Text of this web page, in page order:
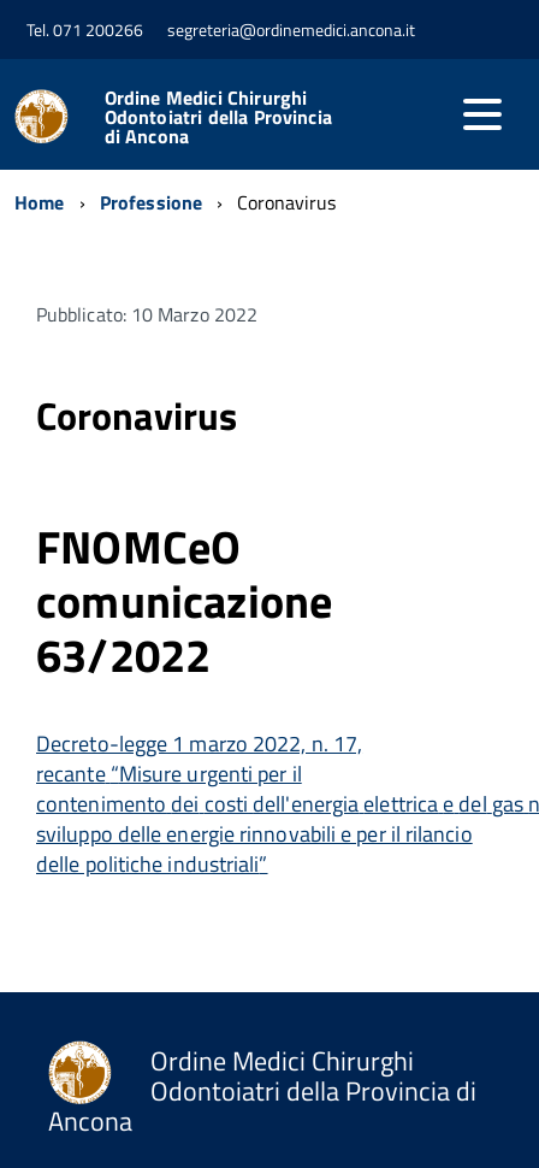
Tel. 071 200266 segreteria@ordinemedici.ancona.it
Ordine Medici Chirurghi
Odontoiatri della Provincia
di Ancona
Home Professione Coronavirus
Pubblicato: 10 Marzo 2022
Coronavirus
FNOMCeO
comunicazione
63/2022
Decreto-legge 1 marzo 2022, n. 17,
recante“Misure urgenti per il
contenimento dei costi dell'energiaelettricaedel gas
sviluppo delle energie rinnovabili e per il rilancio
delle politiche industriali”
Ordine Medici Chirurghi
Odontoiatri della Provincia di
Ancona